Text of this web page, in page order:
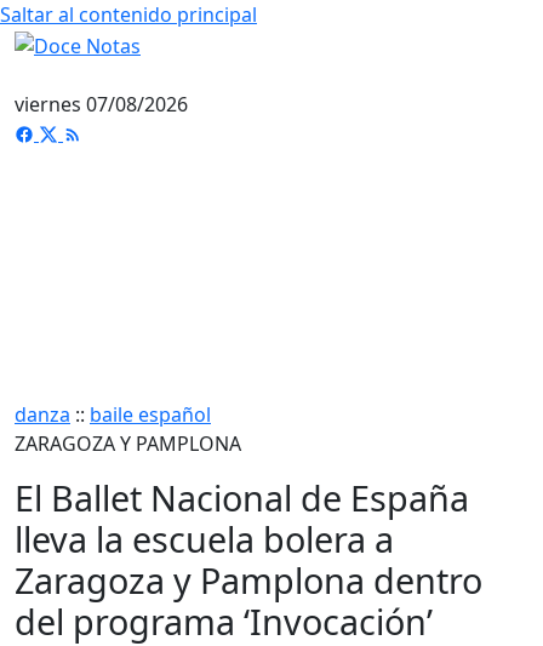
Saltar al contenido principal
viernes 07/08/2026
danza :: baile español
ZARAGOZA Y PAMPLONA
El Ballet Nacional de España
lleva la escuela bolera a
Zaragoza y Pamplona dentro
del programa ‘Invocación’